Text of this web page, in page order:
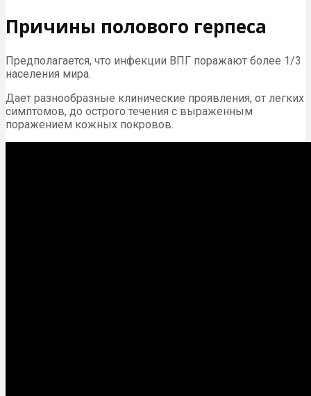
Причины полового герпеса
Предполагается, что инфекции ВПГ поражают более 1/3
населения мира.
Дает разнообразные клинические проявления, от легких
симптомов, до острого течения с выраженным
поражением кожных покровов.